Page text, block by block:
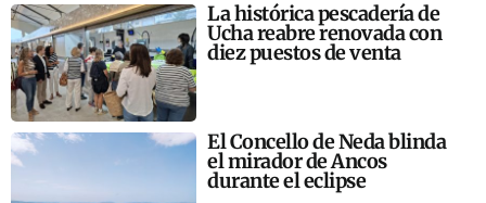
La histórica pescadería de
Ucha reabre renovada con
diez puestos de venta
El Concello de Neda blinda
el mirador de Ancos
durante el eclipse